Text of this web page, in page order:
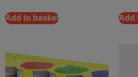
Add to basket Add